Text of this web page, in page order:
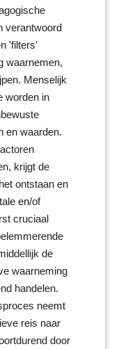
verantwoord
'filters'
waarnemen,
Menselijk
worden in
en waarden.
krijgt de
ontstaan en
en/of
cruciaal
de
waarneming
handelen.
neemt
reis naar
door